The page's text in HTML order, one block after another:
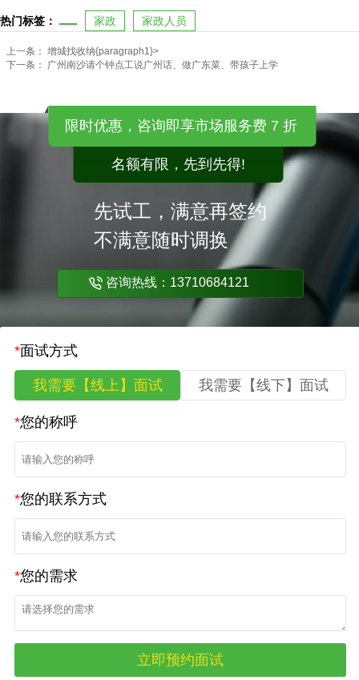
热门标签： 家政 家政人员
上一条： 增城找收纳{paragraph1}>
下一条：
广州南沙请个钟点工说广州话、做广东菜、带孩子上学
限时优惠，咨询即享市场服务费 7 折
名额有限，先到先得!
先试工，满意再签约
不满意随时调换
咨询热线：13710684121
*面试方式
我需要【线上】面试 我需要【线下】面试
*您的称呼
*您的联系方式
*您的需求